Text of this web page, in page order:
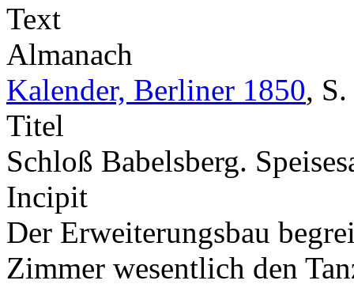
Text
Almanach
Kalender, Berliner 1850, S.
Titel
Schloß Babelsberg.
Incipit
Der Erweiterungsbau
Zimmer wesentlich den